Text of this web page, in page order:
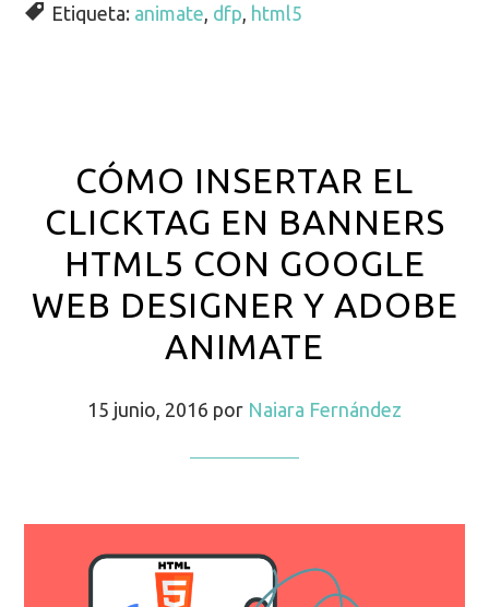
Etiqueta: animate, dfp, html5
CÓMO INSERTAR EL
CLICKTAG EN BANNERS
HTML5 CON GOOGLE
WEB DESIGNER Y ADOBE
ANIMATE
15 junio, 2016 por Naiara Fernández